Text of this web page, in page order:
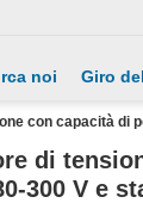
noi Giro
con capacità di
di
300 V e